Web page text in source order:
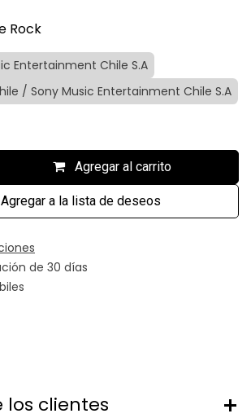
Rock
Entertainment Chile S.A
/ Sony Music Entertainment Chile S.A
Agregar al carrito
Agregar a la lista de deseos
de 30 días
los clientes